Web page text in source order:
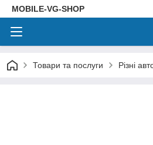
MOBILE-VG-SHOP
Товари та послуги Різні